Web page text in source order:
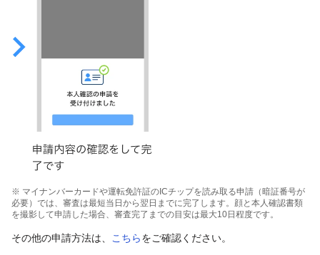
※ マイナンバーカードや運転免許証のICチップを読み取る申請（暗証番号が
必要）では、審査は最短当日から翌日までに完了します。顔と本人確認書類
を撮影して申請した場合、審査完了までの目安は最大10日程度です。
その他の申請方法は、 こちらをご確認ください。